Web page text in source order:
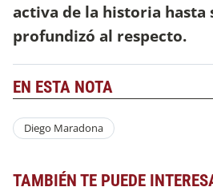
activa de la historia hasta
profundizó al respecto.
EN ESTA NOTA
Diego Maradona
TAMBIÉN TE PUEDE